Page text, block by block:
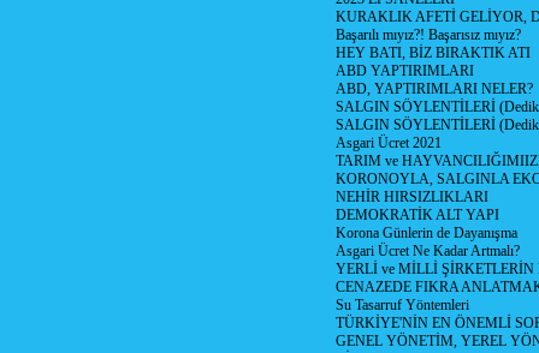
KURAKLIK AFETİ GELİYOR,
Başarılı mıyız?! Başarısız mıyız?
HEY BATI, BİZ BIRAKTIK ATI
ABD YAPTIRIMLARI
ABD, YAPTIRIMLARI NELER?
SALGIN SÖYLENTİLERİ
SALGIN SÖYLENTİLERİ
Asgari Ücret 2021
TARIM ve
KORONOYLA, SALGINLA
NEHİR HIRSIZLIKLARI
DEMOKRATİK ALT YAPI
Korona Günlerin de Dayanışma
Asgari Ücret Ne Kadar Artmalı?
YERLİ ve MİLLİ
CENAZEDE FIKRA
Su Tasarruf Yöntemleri
TÜRKİYE'NİN EN ÖNEMLİ
GENEL YÖNETİM, YEREL